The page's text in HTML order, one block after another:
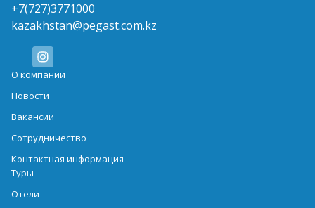
+7(727)3771000
kazakhstan@pegast.com.kz
О компании
Новости
Вакансии
Сотрудничество
Контактная информация
Туры
Отели